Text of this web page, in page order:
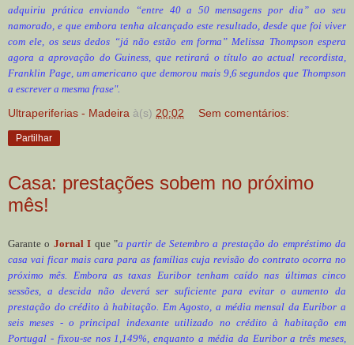
adquiriu prática enviando “entre 40 a 50 mensagens por dia” ao seu
namorado, e que embora tenha alcançado este resultado, desde que foi viver
com ele, os seus dedos “já não estão em forma” Melissa Thompson espera
agora a aprovação do Guiness, que retirará o título ao actual recordista,
Franklin Page, um americano que demorou mais 9,6 segundos que Thompson
a escrever a mesma frase".
Ultraperiferias - Madeira à(s) 20:02 Sem comentários:
Partilhar
Casa: prestações sobem no próximo
mês!
Garante o Jornal I que "apartir de Setembro a prestação do empréstimo da
casa vai ficar mais cara para as famílias cuja revisão do contrato ocorra no
próximo mês. Embora as taxas Euribor tenham caído nas últimas cinco
sessões, a descida não deverá ser suficiente para evitar o aumento da
prestação do crédito à habitação. Em Agosto, a média mensal da Euribor a
seis meses - o principal indexante utilizado no crédito à habitação em
Portugal - fixou-se nos 1,149%, enquanto a média da Euribor a três meses,